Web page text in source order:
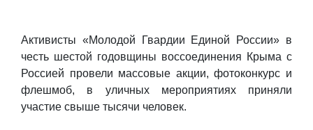
Активисты «Молодой Гвардии Единой России» в
честь шестой годовщины воссоединения Крыма с
Россией провели массовые акции, фотоконкурс и
флешмоб, в уличных мероприятиях приняли
участие свыше тысячи человек.